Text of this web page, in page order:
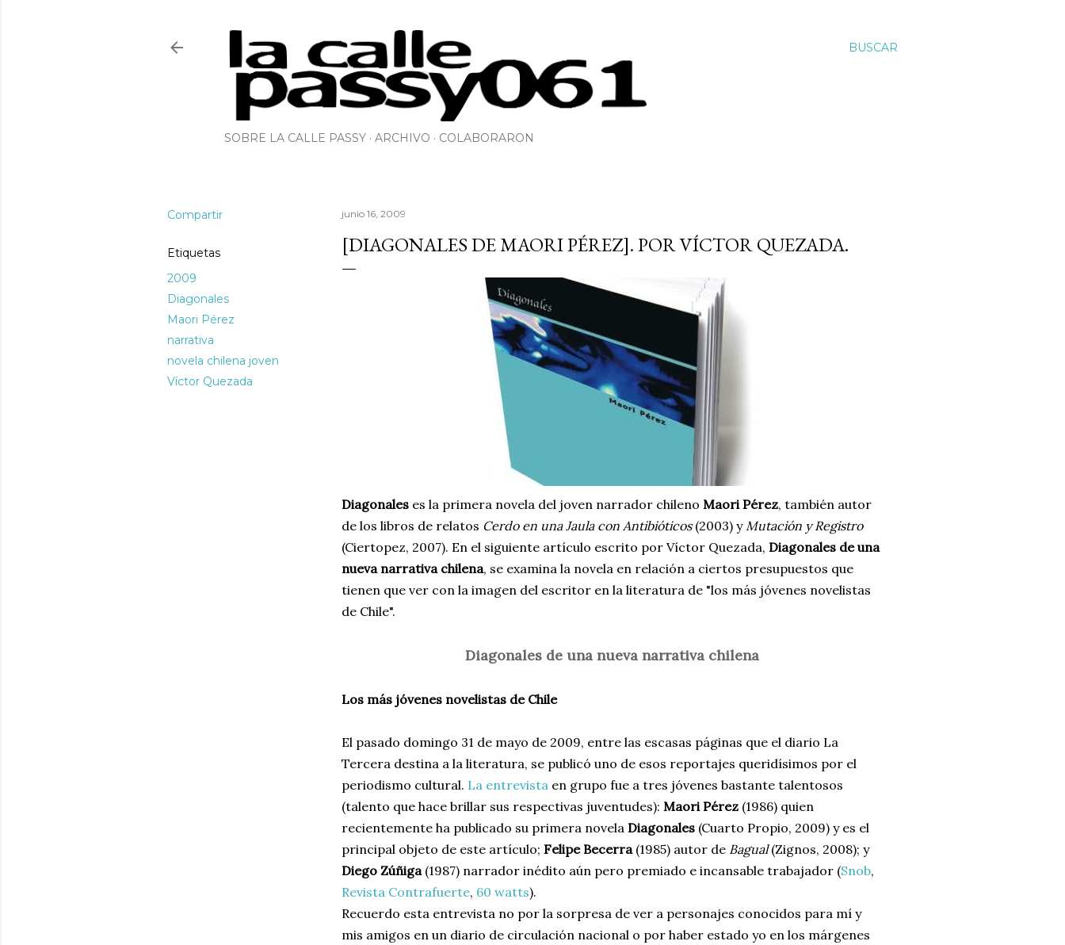
BUSCAR
SOBRE LA CALLE PASSY ARCHIVO COLABORARON
Compartir
Etiquetas
2009
Diagonales
Maori Pérez
narrativa
novela chilena joven
Víctor Quezada
junio 16, 2009
[DIAGONALES DE MAORI PÉREZ]. POR VÍCTOR QUEZADA.
Diagonales es la primera novela del joven narrador chileno Maori Pérez, también autor
de los libros de relatos Cerdo en una Jaula con Antibióticos(2003) yMutación y Registro
(Ciertopez, 2007). En el siguiente artículo escrito por Víctor Quezada, Diagonales de una
nueva narrativa chilena, se examina la novela en relación a ciertos presupuestos que
tienen que ver con la imagen del escritor en la literatura de "los más jóvenes novelistas
de Chile".
Diagonales de una nueva narrativa chilena
Los más jóvenes novelistas de Chile
El pasado domingo 31 de mayo de 2009, entre las escasas páginas que el diario La
Tercera destina a la literatura, se publicó uno de esos reportajes queridísimos por el
periodismo cultural. La entrevista en grupo fue a tres jóvenes bastante talentosos
(talento que hace brillar sus respectivas juventudes): Maori Pérez (1986) quien
recientemente ha publicado su primera novela Diagonales (Cuarto Propio, 2009) y es el
principal objeto de este artículo; Felipe Becerra (1985) autor de Bagual(Zignos, 2008); y
Diego Zúñiga(1987) narrador inédito aún pero premiado e incansable trabajador (Snob,
Revista Contrafuerte, 60 watts).
Recuerdo esta entrevista no por la sorpresa de ver a personajes conocidos para mí y
mis amigos en un diario de circulación nacional o por haber estado yo en los márgenes